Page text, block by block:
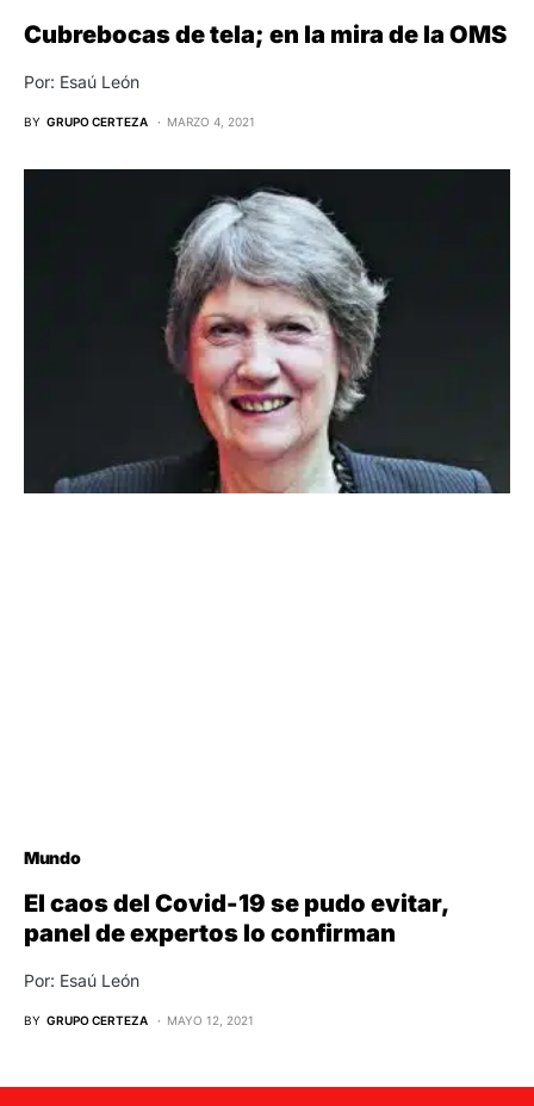
Cubrebocas de tela; en la mira de la OMS
Por: Esaú León
BY GRUPO CERTEZA MARZO 4, 2021
Mundo
El caos del Covid-19 se pudo evitar,
panel de expertos lo confirman
Por: Esaú León
BY GRUPO CERTEZA MAYO 12, 2021